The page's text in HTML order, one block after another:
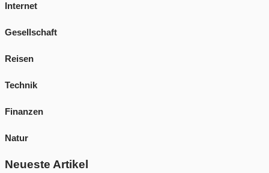
Internet
Gesellschaft
Reisen
Technik
Finanzen
Natur
Neueste Artikel